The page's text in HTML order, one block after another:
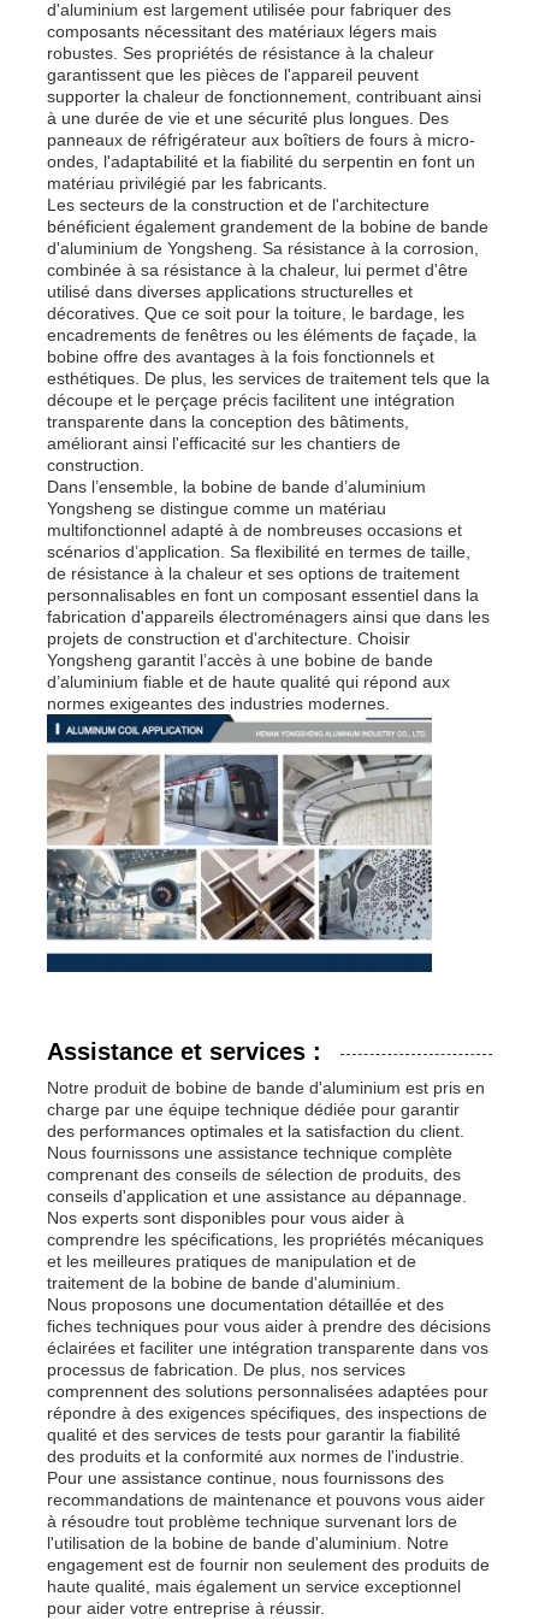
d'aluminium est largement utilisée pour fabriquer des
composants nécessitant des matériaux légers mais
robustes. Ses propriétés de résistance à la chaleur
garantissent que les pièces de l'appareil peuvent
supporter la chaleur de fonctionnement, contribuant ainsi
à une durée de vie et une sécurité plus longues. Des
panneaux de réfrigérateur aux boîtiers de fours à micro-
ondes, l'adaptabilité et la fiabilité du serpentin en font un
matériau privilégié par les fabricants.
Les secteurs de la construction et de l'architecture
bénéficient également grandement de la bobine de bande
d'aluminium de Yongsheng. Sa résistance à la corrosion,
combinée à sa résistance à la chaleur, lui permet d'être
utilisé dans diverses applications structurelles et
décoratives. Que ce soit pour la toiture, le bardage, les
encadrements de fenêtres ou les éléments de façade, la
bobine offre des avantages à la fois fonctionnels et
esthétiques. De plus, les services de traitement tels que la
découpe et le perçage précis facilitent une intégration
transparente dans la conception des bâtiments,
améliorant ainsi l'efficacité sur les chantiers de
construction.
Dans l’ensemble, la bobine de bande d’aluminium
Yongsheng se distingue comme un matériau
multifonctionnel adapté à de nombreuses occasions et
scénarios d’application. Sa flexibilité en termes de taille,
de résistance à la chaleur et ses options de traitement
personnalisables en font un composant essentiel dans la
fabrication d'appareils électroménagers ainsi que dans les
projets de construction et d'architecture. Choisir
Yongsheng garantit l’accès à une bobine de bande
d’aluminium fiable et de haute qualité qui répond aux
normes exigeantes des industries modernes.
Assistance et services :
Notre produit de bobine de bande d'aluminium est pris en
charge par une équipe technique dédiée pour garantir
des performances optimales et la satisfaction du client.
Nous fournissons une assistance technique complète
comprenant des conseils de sélection de produits, des
conseils d'application et une assistance au dépannage.
Nos experts sont disponibles pour vous aider à
comprendre les spécifications, les propriétés mécaniques
et les meilleures pratiques de manipulation et de
traitement de la bobine de bande d'aluminium.
Nous proposons une documentation détaillée et des
fiches techniques pour vous aider à prendre des décisions
éclairées et faciliter une intégration transparente dans vos
processus de fabrication. De plus, nos services
comprennent des solutions personnalisées adaptées pour
répondre à des exigences spécifiques, des inspections de
qualité et des services de tests pour garantir la fiabilité
des produits et la conformité aux normes de l'industrie.
Pour une assistance continue, nous fournissons des
recommandations de maintenance et pouvons vous aider
à résoudre tout problème technique survenant lors de
l'utilisation de la bobine de bande d'aluminium. Notre
engagement est de fournir non seulement des produits de
haute qualité, mais également un service exceptionnel
pour aider votre entreprise à réussir.